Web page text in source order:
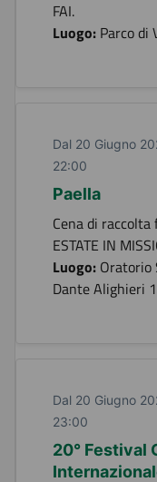
FAI.
Luogo: Parco di
Dal 20 Giugno
22:00
Paella
Cena di
ESTATE IN
Luogo: Oratorio
Dante Alighieri
Dal 20 Giugno
23:00
20° Festival